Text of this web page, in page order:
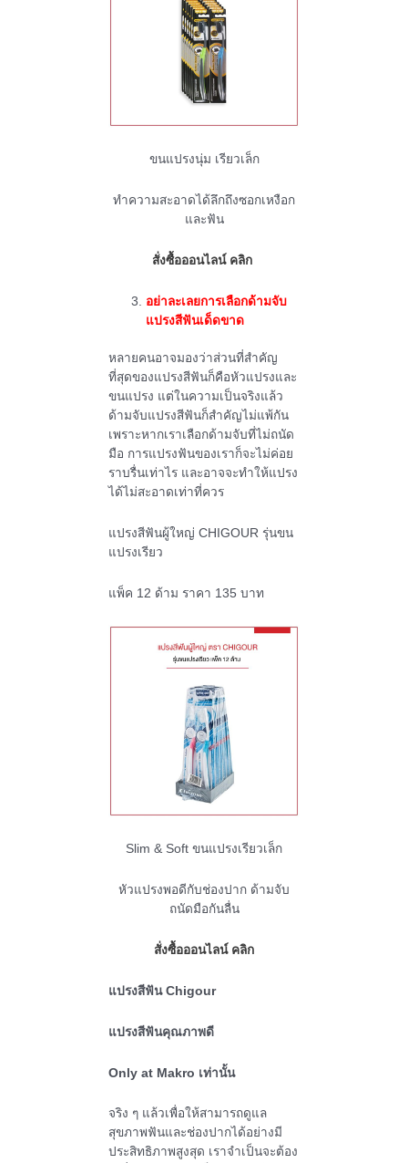
ขนแปรงนุ่ม เรียวเล็ก
ทำความสะอาดได้ลึกถึงซอกเหงือก
และฟัน
สั่งซื้อออนไลน์ คลิก
อย่าละเลยการเลือกด้ามจับ
แปรงสีฟันเด็ดขาด
หลายคนอาจมองว่าส่วนที่สำคัญ
ที่สุดของแปรงสีฟันก็คือหัวแปรงและ
ขนแปรง แต่ในความเป็นจริงแล้ว
ด้ามจับแปรงสีฟันก็สำคัญไม่แพ้กัน
เพราะหากเราเลือกด้ามจับที่ไม่ถนัด
มือ การแปรงฟันของเราก็จะไม่ค่อย
ราบรื่นเท่าไร และอาจจะทำให้แปรง
ได้ไม่สะอาดเท่าที่ควร
แปรงสีฟันผู้ใหญ่ CHIGOUR รุ่นขน
แปรงเรียว
แพ็ค 12 ด้าม ราคา 135 บาท
Slim & Soft ขนแปรงเรียวเล็ก
หัวแปรงพอดีกับช่องปาก ด้ามจับ
ถนัดมือกันลื่น
สั่งซื้อออนไลน์ คลิก
แปรงสีฟัน Chigour
แปรงสีฟันคุณภาพดี
Only at Makro เท่านั้น
จริง ๆ แล้วเพื่อให้สามารถดูแล
สุขภาพฟันและช่องปากได้อย่างมี
ประสิทธิภาพสูงสุด เราจำเป็นจะต้อง